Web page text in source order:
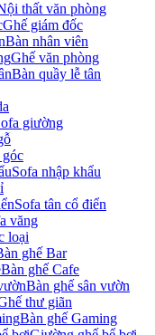
thất văn phòng
Ghế giám đốc
Bàn nhân viên
Ghế văn phòng
Bàn quầy lễ tân
giường
góc
Sofa nhập khẩu
Sofa tân cổ điển
văng
loại
ghế Bar
Bàn ghế Cafe
Bàn ghế sân vườn
thư giãn
Bàn ghế Gaming